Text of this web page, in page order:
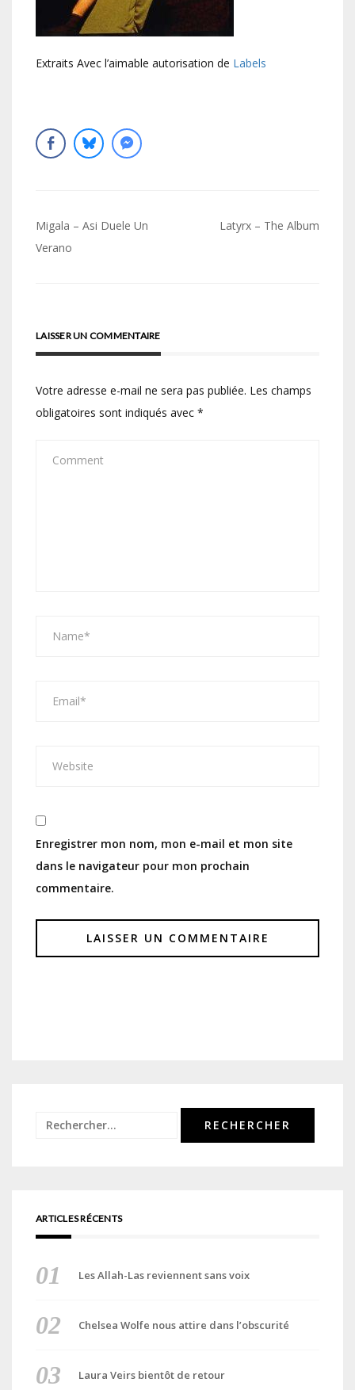
Extraits Avec l’aimable autorisation de Labels
Navigation
de
Migala – Asi Duele Un
Verano
Latyrx – The Album
LAISSER UN COMMENTAIRE
Votre adresse e-mail ne sera pas publiée. Les champs
obligatoires sont indiqués avec *
Enregistrer mon nom, mon e-mail et mon site
dans le navigateur pour mon prochain
commentaire.
Rechercher :
ARTICLES RÉCENTS
Les Allah-Las reviennent sans voix
Chelsea Wolfe nous attire dans l’obscurité
Laura Veirs bientôt de retour